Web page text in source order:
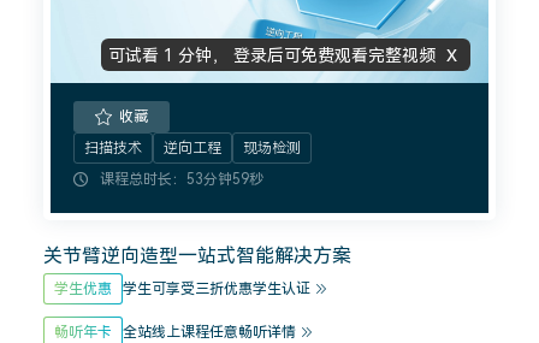
可试看 1 分钟， 登录后可免费观看完整视频 x
收藏
扫描技术
逆向工程
现场检测
课程总时长：53分钟59秒
关节臂逆向造型一站式智能解决方案
学生优惠 学生可享受三折优惠学生认证
畅听年卡 全站线上课程任意畅听详情